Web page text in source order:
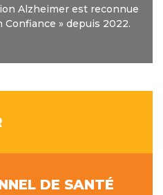
Alzheimer est reconnue
Confiance » depuis 2022.
DE SANTÉ